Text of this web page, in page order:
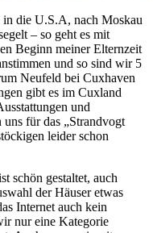
in die U.S.A, nach Moskau
– so geht es mit
Beginn meiner Elternzeit
und so sind wir 5
Neufeld bei Cuxhaven
gibt es im Cuxland
und
für das „Strandvogt
leider schon
schön gestaltet, auch
der Häuser etwas
Internet auch kein
nur eine Kategorie